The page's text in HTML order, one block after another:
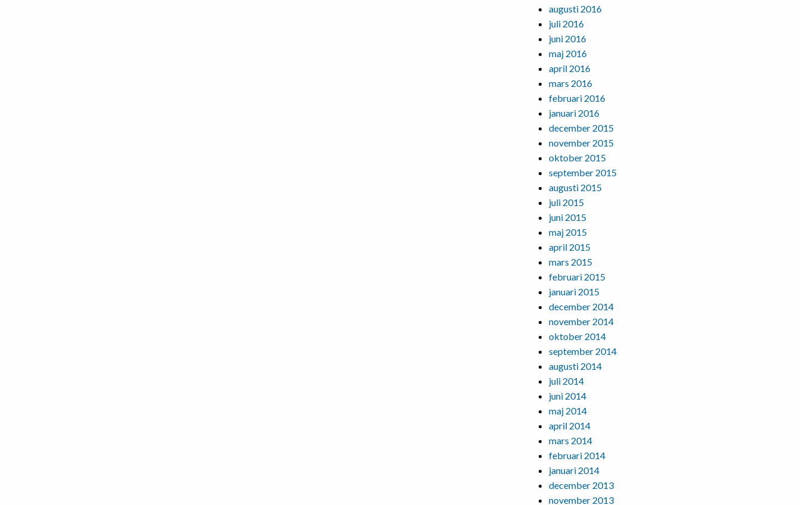
augusti 2016
juli 2016
juni 2016
maj 2016
april 2016
mars 2016
februari 2016
januari 2016
december 2015
november 2015
oktober 2015
september 2015
augusti 2015
juli 2015
juni 2015
maj 2015
april 2015
mars 2015
februari 2015
januari 2015
december 2014
november 2014
oktober 2014
september 2014
augusti 2014
juli 2014
juni 2014
maj 2014
april 2014
mars 2014
februari 2014
januari 2014
december 2013
november 2013